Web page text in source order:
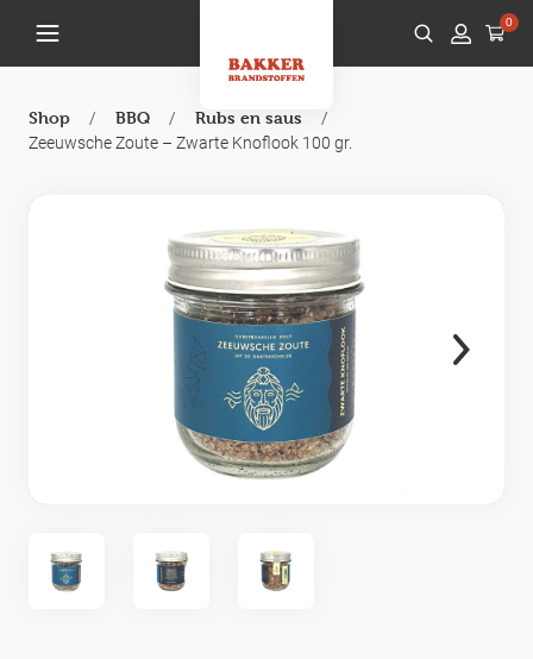
0
Shop / BBQ / Rubs en saus
/
Zeeuwsche Zoute – Zwarte Knoflook 100 gr.